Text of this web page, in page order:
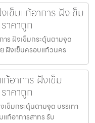
ข็มแก้อาการ ฝังเข็ม
าคาถูก
ร ฝังเข็มกระตุ้นตามจุด
ฝังเข็มครอบแก้วนคร
อาการ ฝังเข็ม
าคาถูก
เข็มกระตุ้นตามจุด บรรเทา
แก้อาการสาทร รับ